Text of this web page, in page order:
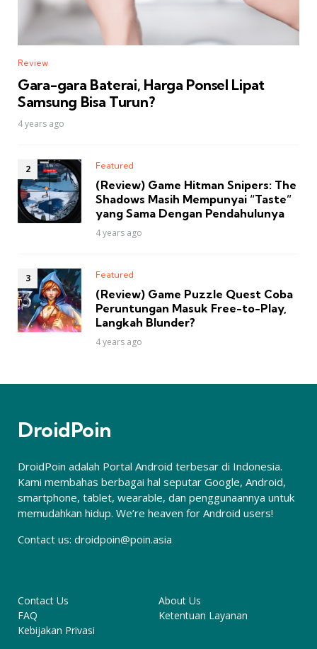
Review
Gara-gara Baterai, Harga Ponsel Lipat
Samsung Bisa Turun?
4 years ago
Featured
(Review) Game Hitman Snipers: The
Shadows Masih Mempunyai “Taste”
yang Sama Dengan Pendahulunya
4 years ago
Featured
(Review) Game Puzzle Quest Coba
Peruntungan Masuk Free-to-Play,
Langkah Blunder?
4 years ago
DroidPoin
DroidPoin adalah Portal Android terbesar di Indonesia.
Kami membahas berbagai hal seputar Google, Android,
smartphone, tablet, wearable, dan penggunaannya untuk
memudahkan hidup. We’re heaven for Android users!
Contact us: droidpoin@poin.asia
Contact Us
About Us
FAQ
Ketentuan Layanan
Kebijakan Privasi